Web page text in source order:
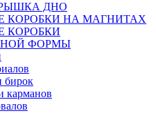
ДНО
КОРОБКИ НА МАГНИТАХ
КОРОБКИ
ФОРМЫ
бирок
карманов